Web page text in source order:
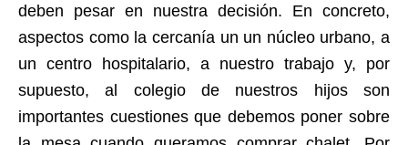
deben pesar en nuestra decisión. En concreto,
aspectos como la cercanía un un núcleo urbano, a
un centro hospitalario, a nuestro trabajo y, por
supuesto, al colegio de nuestros hijos son
importantes cuestiones que debemos poner sobre